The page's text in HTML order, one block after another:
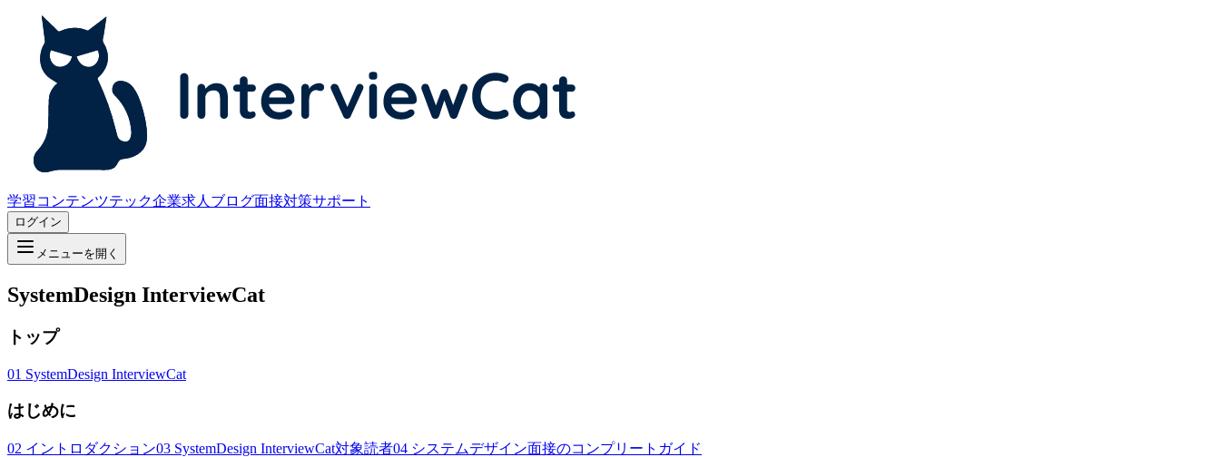
学習コンテンツテック企業求人 ブログ面接対策サポート
ログイン
メニューを開く
SystemDesign InterviewCat
トップ
01 SystemDesign InterviewCat
はじめに
02 イントロダクション03 SystemDesign InterviewCat対象読者04 システムデザイン面接のコンプリートガイド